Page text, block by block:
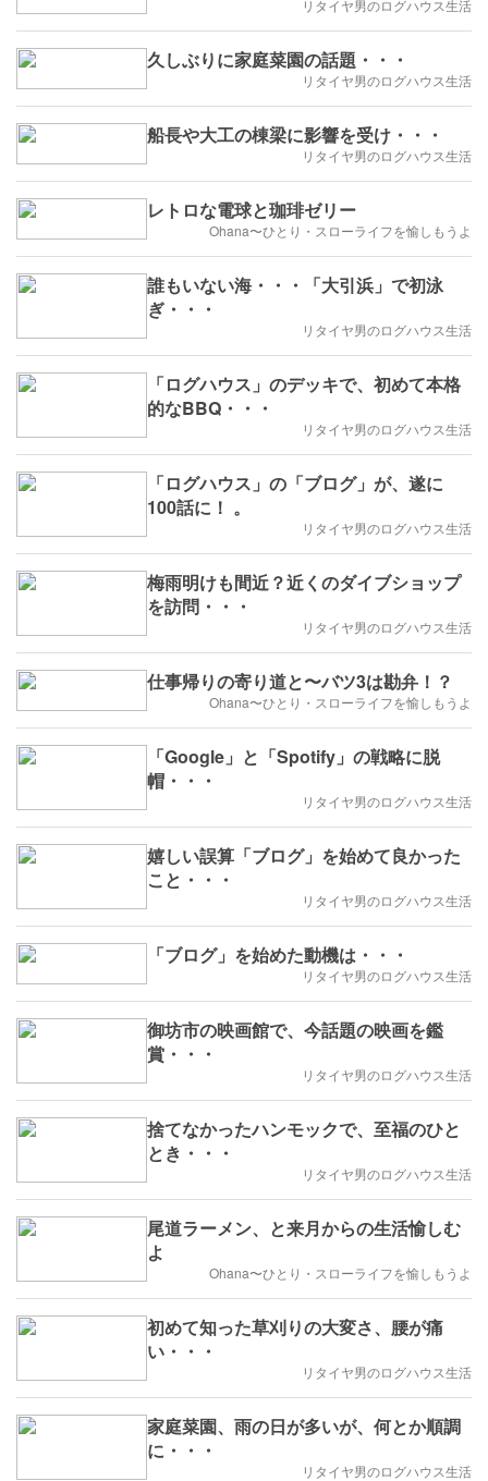
リタイヤ男のログハウス生活
久しぶりに家庭菜園の話題・・・
リタイヤ男のログハウス生活
船長や大工の棟梁に影響を受け・・・
リタイヤ男のログハウス生活
レトロな電球と珈琲ゼリー
Ohana〜ひとり・スローライフを愉しもうよ
誰もいない海・・・「大引浜」で初泳
ぎ・・・
リタイヤ男のログハウス生活
「ログハウス」のデッキで、初めて本格
的なBBQ・・・
リタイヤ男のログハウス生活
「ログハウス」の「ブログ」が、遂に
100話に！ 。
リタイヤ男のログハウス生活
梅雨明けも間近？近くのダイブショップ
を訪問・・・
リタイヤ男のログハウス生活
仕事帰りの寄り道と〜バツ3は勘弁！？
Ohana〜ひとり・スローライフを愉しもうよ
「Google」と「Spotify」の戦略に脱
帽・・・
リタイヤ男のログハウス生活
嬉しい誤算「ブログ」を始めて良かった
こと・・・
リタイヤ男のログハウス生活
「ブログ」を始めた動機は・・・
リタイヤ男のログハウス生活
御坊市の映画館で、今話題の映画を鑑
賞・・・
リタイヤ男のログハウス生活
捨てなかったハンモックで、至福のひと
とき・・・
リタイヤ男のログハウス生活
尾道ラーメン、と来月からの生活愉しむ
よ
Ohana〜ひとり・スローライフを愉しもうよ
初めて知った草刈りの大変さ、腰が痛
い・・・
リタイヤ男のログハウス生活
家庭菜園、雨の日が多いが、何とか順調
に・・・
リタイヤ男のログハウス生活